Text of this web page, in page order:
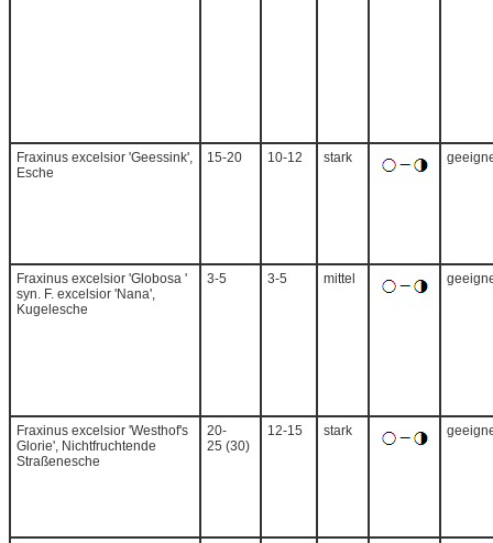
Fraxinus excelsior 'Geessink',
Esche
15-20 10-12 stark
Fraxinus excelsior 'Globosa '
syn. F. excelsior 'Nana',
Kugelesche
3-5 3-5 mittel
Fraxinus excelsior 'Westhof's
Glorie', Nichtfruchtende
Straßenesche
20-
25 (30)
12-15 stark